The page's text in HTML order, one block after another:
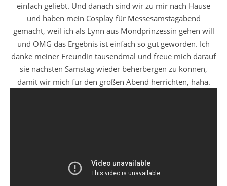
einfach geliebt. Und danach sind wir zu mir nach Hause
und haben mein Cosplay für Messesamstagabend
gemacht, weil ich als Lynn aus Mondprinzessin gehen will
und OMG das Ergebnis ist einfach so gut geworden. Ich
danke meiner Freundin tausendmal und freue mich darauf
sie nächsten Samstag wieder beherbergen zu können,
damit wir mich für den großen Abend herrichten, haha.